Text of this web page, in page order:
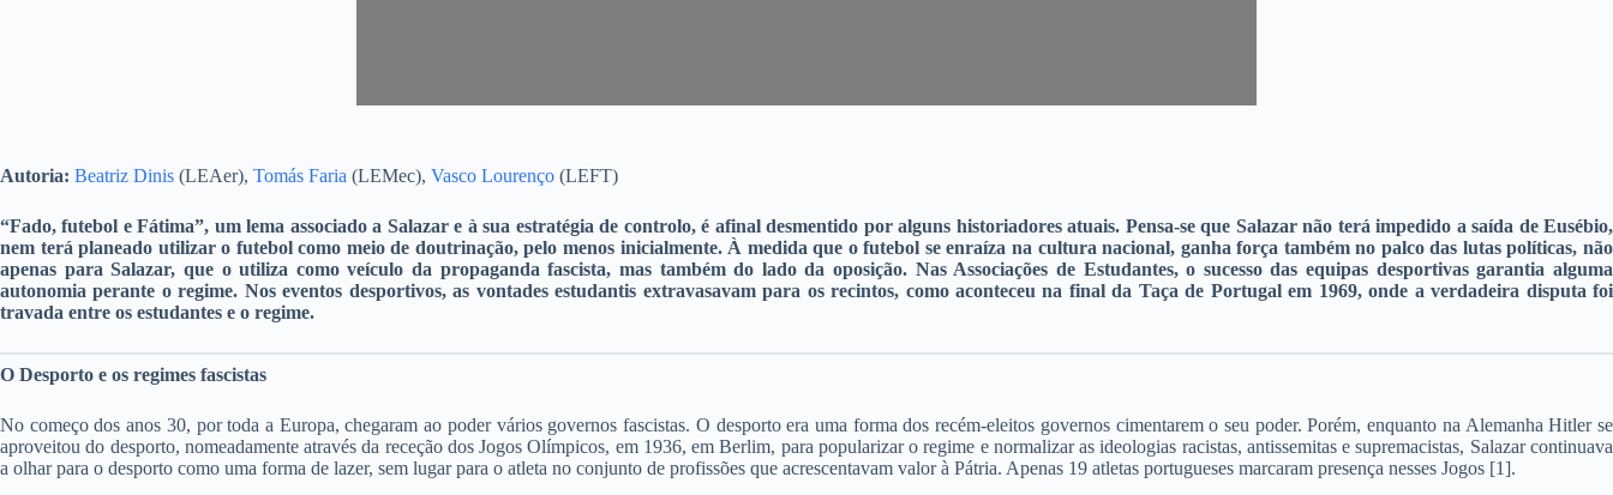
Autoria: Beatriz Dinis (LEAer), Tomás Faria (LEMec), Vasco Lourenço (LEFT)
“Fado, futebol e Fátima”, um lema associado a Salazar e à sua estratégia de controlo, é afinal desmentido por alguns historiadores atuais. Pensa-se que Salazar não terá impedido a saída de Eusébio,
nem terá planeado utilizar o futebol como meio de doutrinação, pelo menos inicialmente. À medida que o futebol se enraíza na cultura nacional, ganha força também no palco das lutas políticas, não
apenas para Salazar, que o utiliza como veículo da propaganda fascista, mas também do lado da oposição. Nas Associações de Estudantes, o sucesso das equipas desportivas garantia alguma
autonomia perante o regime. Nos eventos desportivos, as vontades estudantis extravasavam para os recintos, como aconteceu na final da Taça de Portugal em 1969, onde a verdadeira disputa foi
travada entre os estudantes e o regime.
O Desporto e os regimes fascistas
No começo dos anos 30, por toda a Europa, chegaram ao poder vários governos fascistas. O desporto era uma forma dos recém-eleitos governos cimentarem o seu poder. Porém, enquanto na Alemanha Hitler se
aproveitou do desporto, nomeadamente através da receção dos Jogos Olímpicos, em 1936, em Berlim, para popularizar o regime e normalizar as ideologias racistas, antissemitas e supremacistas, Salazar continuava
a olhar para o desporto como uma forma de lazer, sem lugar para o atleta no conjunto de profissões que acrescentavam valor à Pátria. Apenas 19 atletas portugueses marcaram presença nesses Jogos [1].